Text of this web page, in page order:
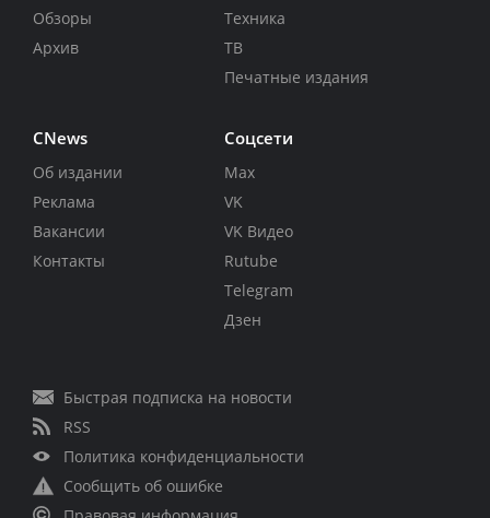
Обзоры
Архив
Техника
ТВ
Печатные издания
CNews
Об издании
Реклама
Вакансии
Контакты
Соцсети
Max
VK
VK Видео
Rutube
Telegram
Дзен
Быстрая подписка на новости
RSS
Политика конфиденциальности
Сообщить об ошибке